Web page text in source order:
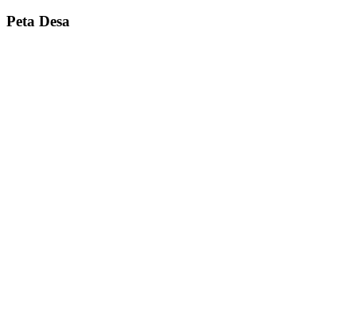
Peta Desa